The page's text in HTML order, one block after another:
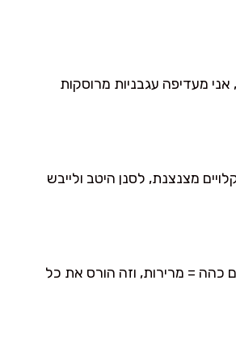
מעדיפה עגבניות מרוסקות
מצנצנת, לסנן היטב ולייבש
= מרירות, וזה הורס את כל